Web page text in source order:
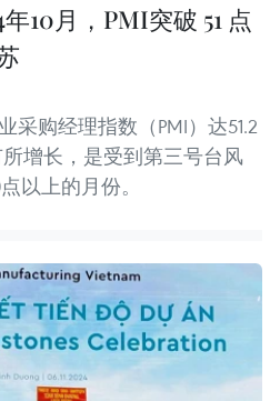
10月，PMI突破 51 点
采购经理指数（PMI）达51.2
增长，是受到第三号台风
以上的月份。